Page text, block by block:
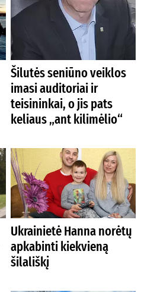
Šilutės seniūno veiklos
imasi auditoriai ir
teisininkai, o jis pats
keliaus „ant kilimėlio“
Ukrainietė Hanna norėtų
apkabinti kiekvieną
šilališkį